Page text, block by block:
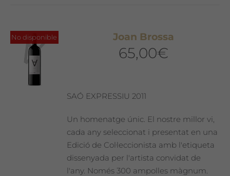
No disponible Joan Brossa
65,00€
SAÓ EXPRESSIU 2011
Un homenatge únic. El nostre millor vi,
cada any seleccionat i presentat en una
Edició de Col·leccionista amb l'etiqueta
dissenyada per l'artista convidat de
l'any. Només 300 ampolles màgnum.